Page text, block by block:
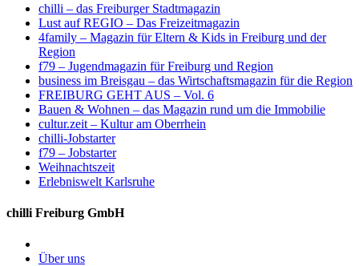
chilli – das Freiburger Stadtmagazin
Lust auf REGIO – Das Freizeitmagazin
4family – Magazin für Eltern & Kids in Freiburg und der
Region
f79 – Jugendmagazin für Freiburg und Region
business im Breisgau – das Wirtschaftsmagazin für die Region
FREIBURG GEHT AUS – Vol. 6
Bauen & Wohnen – das Magazin rund um die Immobilie
cultur.zeit – Kultur am Oberrhein
chilli-Jobstarter
f79 – Jobstarter
Weihnachtszeit
Erlebniswelt Karlsruhe
chilli Freiburg GmbH
Über uns